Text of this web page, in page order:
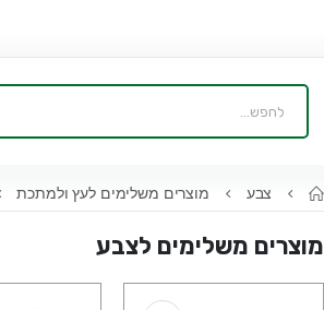
צבע מוצרים משלימים לעץ ולמתכת
מוצרים משלימים לצבע